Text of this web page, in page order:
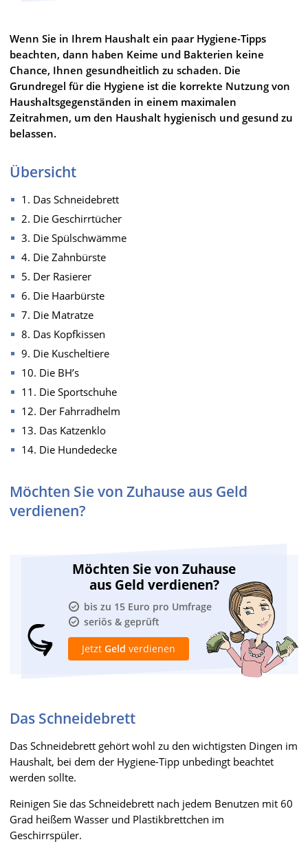
Wenn Sie in Ihrem Haushalt ein paar Hygiene-Tipps
beachten, dann haben Keime und Bakterien keine
Chance, Ihnen gesundheitlich zu schaden. Die
Grundregel für die Hygiene ist die korrekte Nutzung von
Haushaltsgegenständen in einem maximalen
Zeitrahmen, um den Haushalt hygienisch und gesund zu
belassen.
Übersicht
1. Das Schneidebrett
2. Die Geschirrtücher
3. Die Spülschwämme
4. Die Zahnbürste
5. Der Rasierer
6. Die Haarbürste
7. Die Matratze
8. Das Kopfkissen
9. Die Kuscheltiere
10. Die BH’s
11. Die Sportschuhe
12. Der Fahrradhelm
13. Das Katzenklo
14. Die Hundedecke
Möchten Sie von Zuhause aus Geld
verdienen?
Möchten Sie von Zuhause
aus Geld verdienen?
bis zu 15 Euro pro Umfrage
seriös & geprüft
Jetzt Geld verdienen
Das Schneidebrett
Das Schneidebrett gehört wohl zu den wichtigsten Dingen im
Haushalt, bei dem der Hygiene-Tipp unbedingt beachtet
werden sollte.
Reinigen Sie das Schneidebrett nach jedem Benutzen mit 60
Grad heißem Wasser und Plastikbrettchen im
Geschirrspüler.